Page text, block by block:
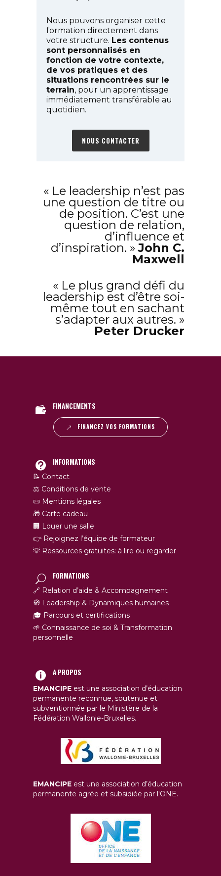
Nous pouvons organiser cette
formation directement dans
votre structure. Les contenus
sont personnalisés en
fonction de votre contexte,
de vos pratiques et des
situations rencontrées sur le
terrain, pour un apprentissage
immédiatement transférable au
quotidien.
NOUS CONTACTER
« Le leadership n’est pas
une question de titre ou
de position. C’est une
question de relation,
d’influence et
d’inspiration. »John C.
Maxwell
« Le plus grand défi du
leadership est d’être soi-
même tout en sachant
s’adapter aux autres. »
Peter Drucker
FINANCEMENTS
FINANCEZ VOS FORMATIONS
INFORMATIONS
📝 Contact
⚖️ Conditions de vente
📜 Mentions légales
🎁 Carte cadeau
🏢 Louer une salle
👉 Rejoignez l’équipe de formateur
💡 Ressources gratuites: à lire ou regarder
FORMATIONS
🔗 Relation d’aide & Accompagnement
🧭 Leadership & Dynamiques humaines
🎓 Parcours et certifications
🌱 Connaissance de soi & Transformation
personnelle
A PROPOS
EMANCIPE est une association d’éducation
permanente reconnue, soutenue et
subventionnée par le Ministère de la
Fédération Wallonie-Bruxelles.
EMANCIPE est une association d’éducation
permanente agrée et subsidiée par l'ONE.